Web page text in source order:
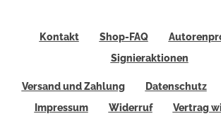
Kontakt Shop-FAQ
Signieraktionen
Versand und Zahlung Datenschutz
Impressum
Widerruf Vertrag